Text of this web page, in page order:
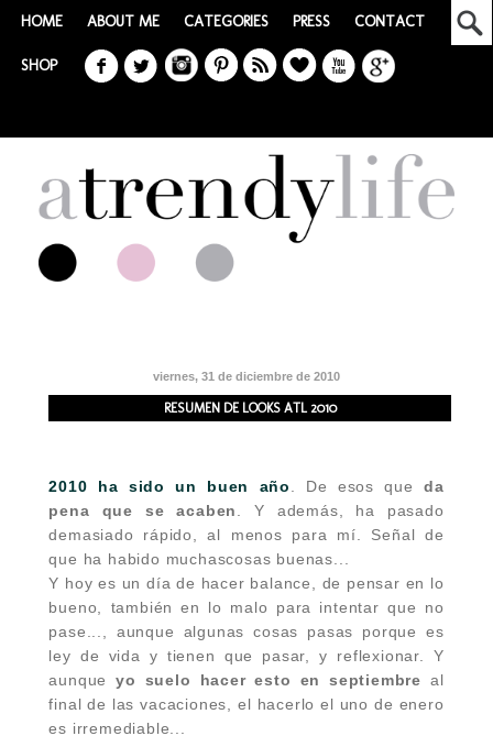
HOME ABOUT ME CATEGORIES PRESS CONTACT
SHOP
viernes, 31 de diciembre de 2010
RESUMEN DE LOOKS ATL 2010
2010 ha sido un buen año. De esos queda
pena que se acaben. Y además, ha pasado
demasiado rápido, al menos para mí. Señal de
que ha habido muchascosas buenas...
Y hoy es un día de hacer balance, de pensar en lo
bueno, también en lo malo para intentar que no
pase..., aunque algunas cosas pasas porque es
ley de vida y tienen que pasar, y reflexionar. Y
aunqueyo suelo hacer esto en septiembre al
final de las vacaciones, el hacerlo el uno de enero
es irremediable...